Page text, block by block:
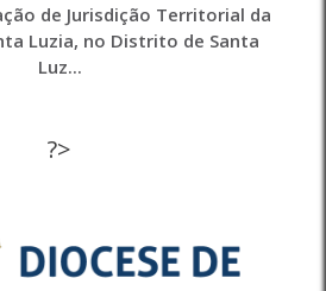
de Jurisdição Territorial da
Luzia, no Distrito de Santa
Luz...
?>